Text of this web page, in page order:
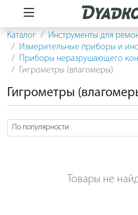
Каталог
Инструменты для
Измерительные приборы и
Приборы неразрушающего
Гигрометры (влагомеры)
Гигрометры
Товары не